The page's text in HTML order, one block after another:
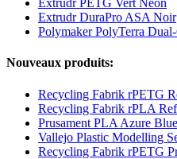
Extrudr PETG Vert Néon
Extrudr DuraPro ASA Noir
Polymaker PolyTerra
Nouveaux produits:
Recycling Fabrik rPETG
Recycling Fabrik rPLA
Prusament PLA Azure
Vallejo Plastic Modelling
Recycling Fabrik rPETG